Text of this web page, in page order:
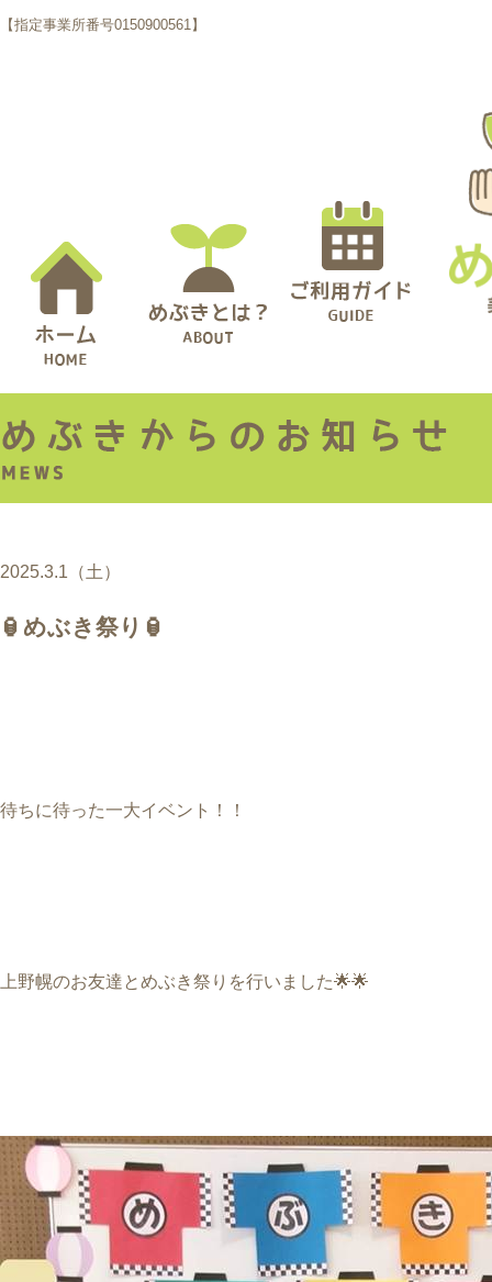
【指定事業所番号0150900561】
2025.3.1（土）
🏮めぶき祭り🏮
待ちに待った一大イベント！！
上野幌のお友達とめぶき祭りを行いました🌟🌟